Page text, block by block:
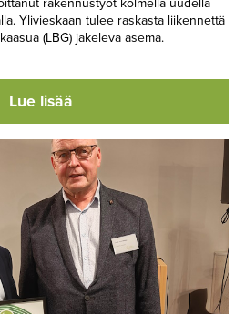
Ylivieskaan tulee raskasta liikennettä
(LBG) jakeleva asema.
Lue lisää